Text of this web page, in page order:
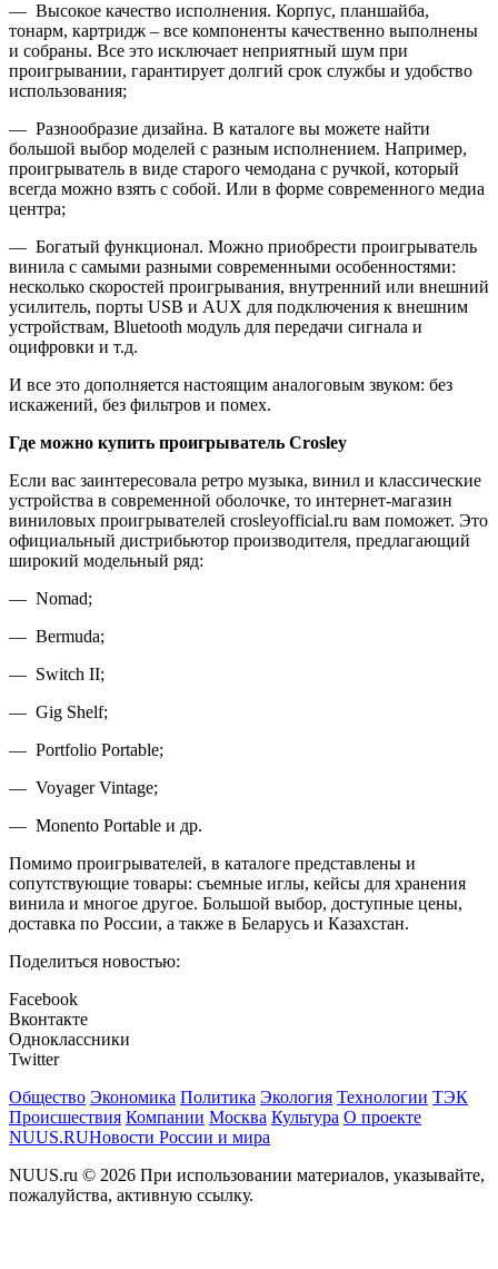
— Высокое качество исполнения. Корпус, планшайба,
тонарм, картридж – все компоненты качественно выполнены
и собраны. Все это исключает неприятный шум при
проигрывании, гарантирует долгий срок службы и удобство
использования;
— Разнообразие дизайна. В каталоге вы можете найти
большой выбор моделей с разным исполнением. Например,
проигрыватель в виде старого чемодана с ручкой, который
всегда можно взять с собой. Или в форме современного медиа
центра;
— Богатый функционал. Можно приобрести проигрыватель
винила с самыми разными современными особенностями:
несколько скоростей проигрывания, внутренний или внешний
усилитель, порты USB и AUX для подключения к внешним
устройствам, Bluetooth модуль для передачи сигнала и
оцифровки и т.д.
И все это дополняется настоящим аналоговым звуком: без
искажений, без фильтров и помех.
Где можно купить проигрыватель Crosley
Если вас заинтересовала ретро музыка, винил и классические
устройства в современной оболочке, то интернет-магазин
виниловых проигрывателей crosleyofficial.ru вам поможет. Это
официальный дистрибьютор производителя, предлагающий
широкий модельный ряд:
— Nomad;
— Bermuda;
— Switch II;
— Gig Shelf;
— Portfolio Portable;
— Voyager Vintage;
— Monento Portable и др.
Помимо проигрывателей, в каталоге представлены и
сопутствующие товары: съемные иглы, кейсы для хранения
винила и многое другое. Большой выбор, доступные цены,
доставка по России, а также в Беларусь и Казахстан.
Поделиться новостью:
Facebook
Вконтакте
Одноклассники
Twitter
Общество Экономика Политика Экология Технологии ТЭК
Происшествия Компании Москва Культура О проекте
NUUS.RUНовости России и мира
NUUS.ru © 2026 При использовании материалов, указывайте,
пожалуйства, активную ссылку.